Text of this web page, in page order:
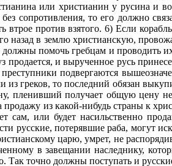
или христианин у русина и
сопротивления, то его должно
втрое против взятого. 6) Если
назад в землю христианскую,
помочь гребцам и проводить
и вырученное русь
подвергаются
из греков, то последний обязан
получает общую цену
из какой-нибудь страны к
или будет насильственно
русские, потерявшие раба, могут
царю, умрет, не
в завещании наследнику,
Так точно должны поступать и